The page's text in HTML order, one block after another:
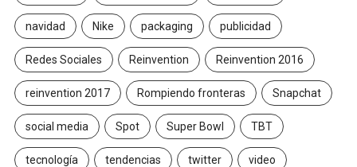
navidad Nike packaging publicidad
Redes Sociales Reinvention Reinvention 2016
reinvention 2017 Rompiendo fronteras Snapchat
social media Spot Super Bowl TBT
tecnología tendencias twitter video